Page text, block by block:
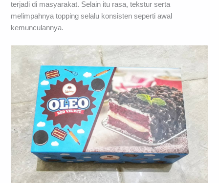
terjadi di masyarakat. Selain itu rasa, tekstur serta
melimpahnya topping selalu konsisten seperti awal
kemunculannya.